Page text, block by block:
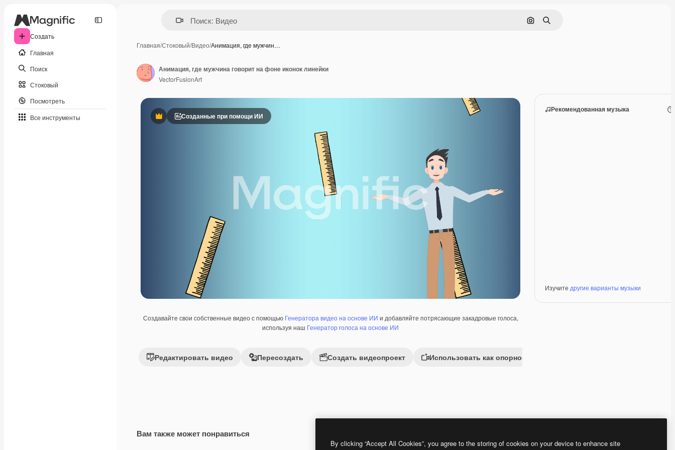
Создать
Главная
Поиск
Стоковый
Посмотреть
Все инструменты
Поиск по изображению
Поиск
Главная/Стоковый/Видео/Анимация, где мужчин…
ПремиумСозданные при помощи ИИ
Создавайте свои собственные видео с помощью Генератора видео на основе ИИ и добавляйте потрясающие закадровые голоса,
используя наш Генератор голоса на основе ИИ
Редактировать видео Пересоздать Создать видеопроект Использовать как опорное изображение
Рекомендованная музыка
Изучите другие варианты музыки
Анимация, где мужчина говорит на фоне иконок линейки
VectorFusionArt
Вам также может понравиться
Сгенерировано с помощью ИИ Premium
Premium
Сгенерировано с помощью ИИ Premium
Premium
By clicking “Accept All Cookies”, you agree to the storing of cookies on your device to enhance site